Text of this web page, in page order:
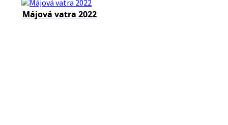
Májová vatra 2022